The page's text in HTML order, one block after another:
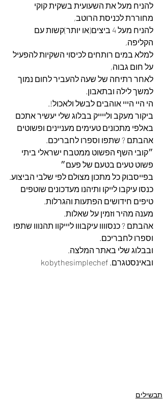
להניח מעל את השעועית בשקית קוקי
מחוררת לכניסת הרוטב,
להניח מעל 4 ביצים(או יותר)קשות עם
הקליפה,
למלא במים רותחים לכיסוי השקיות להפעיל
על חום גבוה,
לאחר רתיחה של שעה להעביר לחום נמוך
למשך לילה ובתאבון.
הי היי הייי אוהבים לבשל ולאכול!.
ביקור מעקב ולייייק בבלוג שלי יעשיר אתכם
באלפי מתכונים טעימים מעניינים ופשוטים
אהבתם ? שתפו וספרו לחבריכם.
״קובי השף הפשוט ממטבח ישראלי ביתי
פשוט טעים בטעם של פעם״
בפייסבוק כל מתכון מצולם לפי שלבי הביצוע.
כנסו עיקבו לייקו ותיהנו מעדכונים שוטפים
טיפים חידושים הפתעות והגרלות.
מענה מהיר וזמין על שאלות.
אהבתם ? כנסוווו עיקבווו ליייקוו תהנווו שתפו
וספרו לחבריכם.
ובבלוג שלי באתר המלצה.
ובאינסטגרם. kobythesimplechef
תבשילים